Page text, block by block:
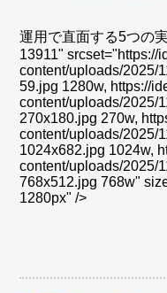
運用で直面する5つの
13911" srcset="https://
content/uploads/2025/
59.jpg 1280w, https://
content/uploads/2025/
270x180.jpg 270w,
content/uploads/2025/
1024x682.jpg 1024w,
content/uploads/2025/
768x512.jpg 768w"
1280px" />